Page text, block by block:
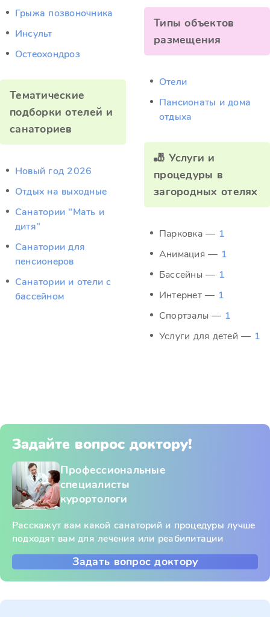
Грыжа позвоночника
Инсульт
Остеохондроз
Тематические
подборки отелей и
санаториев
Новый год 2026
Отдых на выходные
Санатории "Мать и
дитя"
Санатории для
пенсионеров
Санатории и отели с
бассейном
Типы объектов
размещения
Отели
Пансионаты и дома
отдыха
🎳 Услуги и
процедуры в
загородных отелях
Парковка — 1
Анимация — 1
Бассейны — 1
Интернет — 1
Спортзалы — 1
Услуги для детей — 1
Задайте вопрос доктору!
Профессиональные
специалисты
курортологи
Расскажут вам какой санаторий и процедуры лучше
подходят вам для лечения или реабилитации
Задать вопрос доктору